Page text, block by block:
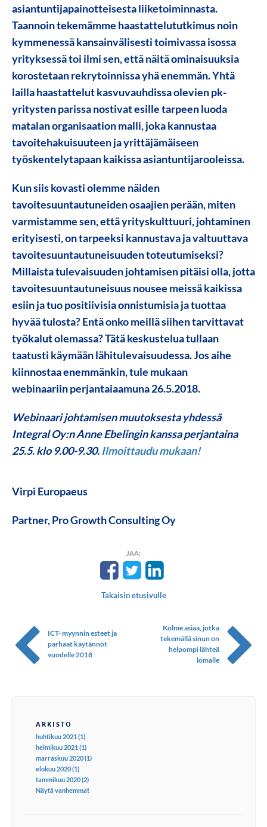
asiantuntijapainotteisesta liiketoiminnasta.
Taannoin tekemämme haastattelututkimus noin
kymmenessä kansainvälisesti toimivassa isossa
yrityksessä toi ilmi sen, että näitä ominaisuuksia
korostetaan rekrytoinnissa yhä enemmän. Yhtä
lailla haastattelut kasvuvauhdissa olevien pk-
yritysten parissa nostivat esille tarpeen luoda
matalan organisaation malli, joka kannustaa
tavoitehakuisuuteen ja yrittäjämäiseen
työskentelytapaan kaikissa asiantuntijarooleissa.
Kun siis kovasti olemme näiden
tavoitesuuntautuneiden osaajien perään, miten
varmistamme sen, että yrityskulttuuri, johtaminen
erityisesti, on tarpeeksi kannustava ja valtuuttava
tavoitesuuntautuneisuuden toteutumiseksi?
Millaista tulevaisuuden johtamisen pitäisi olla, jotta
tavoitesuuntautuneisuus nousee meissä kaikissa
esiin ja tuo positiivisia onnistumisia ja tuottaa
hyvää tulosta? Entä onko meillä siihen tarvittavat
työkalut olemassa? Tätä keskustelua tullaan
taatusti käymään lähitulevaisuudessa. Jos aihe
kiinnostaa enemmänkin, tule mukaan
webinaariin perjantaiaamuna 26.5.2018.
Webinaari johtamisen muutoksesta yhdessä
Integral Oy:n Anne Ebelingin kanssa perjantaina
25.5. klo 9.00-9.30. Ilmoittaudu mukaan!
Virpi Europaeus
Partner, Pro Growth Consulting Oy
JAA:
Takaisin etusivulle
ICT- myynnin esteet ja
parhaat käytännöt
vuodelle 2018
Kolme asiaa, jotka
tekemällä sinun on
helpompi lähteä
lomalle
ARKISTO
huhtikuu 2021 (1)
helmikuu 2021 (1)
marraskuu 2020 (1)
elokuu 2020 (1)
tammikuu 2020 (2)
Näytä vanhemmat